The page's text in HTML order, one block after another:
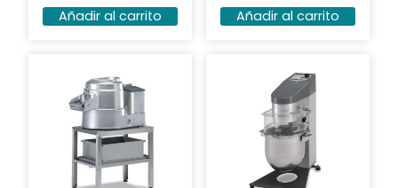
Añadir al carrito
Añadir al carrito